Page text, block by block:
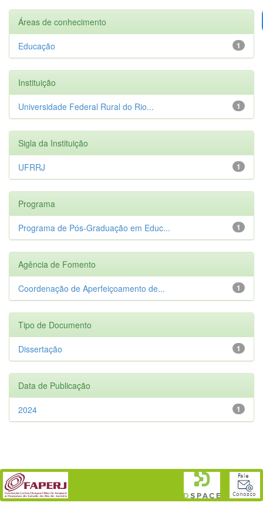
Áreas de conhecimento
1
Educação
Instituição
1
Universidade Federal Rural do Rio...
Sigla da Instituição
1
UFRRJ
Programa
1
Programa de Pós-Graduação em Educ...
Agência de Fomento
1
Coordenação de Aperfeiçoamento de...
Tipo de Documento
1
Dissertação
Data de Publicação
1
2024